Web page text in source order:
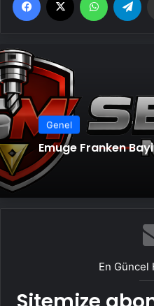
Genel
Emuge Franken Bayi
En Güncel